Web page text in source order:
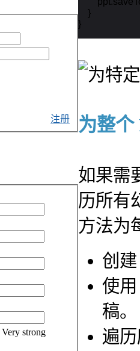
    }
}
为整个
如果需
历所有
方法为
创
使
稿。
遍
注册
Very strong